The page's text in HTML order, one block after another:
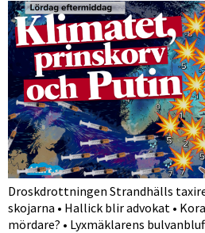
Droskdrottningen Strandhälls
skojarna • Hallick blir advokat •
mördare? • Lyxmäklarens